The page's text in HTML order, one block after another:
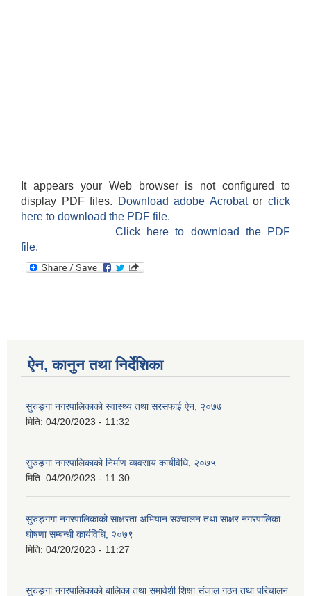
It appears your Web browser is not configured to
display PDF files.
Download adobe Acrobatorclick
here to download the PDF file.
Click here to download the PDF
file.
ऐन, कानुन तथा निर्देशिका
सुरुङ्गा नगरपालिकाको स्वास्थ्य तथा सरसफाई ऐन, २०७७
मिति: 04/20/2023 - 11:32
सुरुङ्गा नगरपालिकाको निर्माण व्यवसाय कार्यविधि, २०७५
मिति: 04/20/2023 - 11:30
सुरुङ्गगा नगरपालिकाको साक्षरता अभियान सञ्चालन तथा साक्षर नगरपालिका
घोषणा सम्बन्धी कार्यविधि, २०७९
मिति: 04/20/2023 - 11:27
सुरुङ्गा नगरपालिकाको बालिका तथा समावेशी शिक्षा संजाल गठन तथा परिचालन